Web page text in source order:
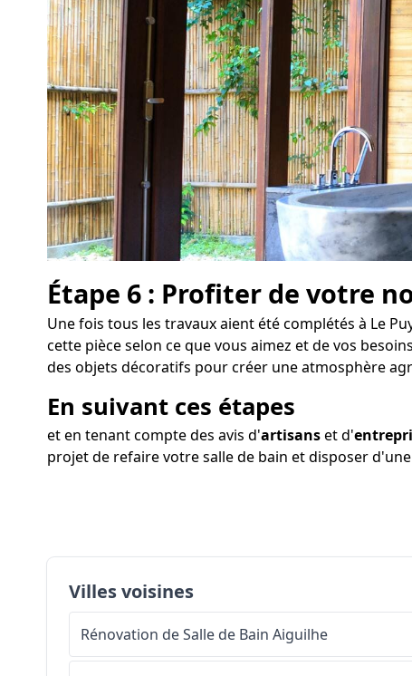
Étape 6 : Profiter de votre
Une fois tous les travaux aient été complétés à Le
cette pièce selon ce que vous aimez et de vos
des objets décoratifs pour créer une atmosphère
En suivant ces étapes
et en tenant compte des avis d'artisanset d'
projet de refaire votre salle de bain et disposer
Villes voisines
Rénovation de Salle de Bain Aiguilhe